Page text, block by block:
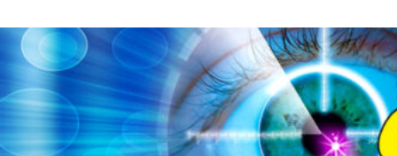
to
contentvinivida.lk